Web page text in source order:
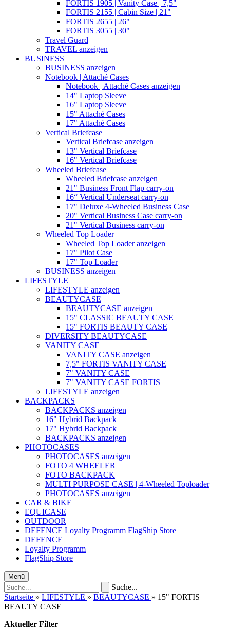
FORTIS 1905 | Vanity Case | 7,5"
FORTIS 2155 | Cabin Size | 21"
FORTIS 2655 | 26"
FORTIS 3055 | 30"
Travel Guard
TRAVEL anzeigen
BUSINESS
BUSINESS anzeigen
Notebook | Attaché Cases
Notebook | Attaché Cases anzeigen
14" Laptop Sleeve
16" Laptop Sleeve
15" Attaché Cases
17" Attaché Cases
Vertical Briefcase
Vertical Briefcase anzeigen
13" Vertical Briefcase
16" Vertical Briefcase
Wheeled Briefcase
Wheeled Briefcase anzeigen
21" Business Front Flap carry-on
16“ Vertical Underseat carry-on
17" Deluxe 4-Wheeled Business Case
20" Vertical Business Case carry-on
21" Vertical Business carry-on
Wheeled Top Loader
Wheeled Top Loader anzeigen
17" Pilot Case
17" Top Loader
BUSINESS anzeigen
LIFESTYLE
LIFESTYLE anzeigen
BEAUTYCASE
BEAUTYCASE anzeigen
15" CLASSIC BEAUTY CASE
15" FORTIS BEAUTY CASE
DIVERSITY BEAUTYCASE
VANITY CASE
VANITY CASE anzeigen
7,5" FORTIS VANITY CASE
7" VANITY CASE
7" VANITY CASE FORTIS
LIFESTYLE anzeigen
BACKPACKS
BACKPACKS anzeigen
16" Hybrid Backpack
17" Hybrid Backpack
BACKPACKS anzeigen
PHOTOCASES
PHOTOCASES anzeigen
FOTO 4 WHEELER
FOTO BACKPACK
MULTI PURPOSE CASE | 4-Wheeled Toploader
PHOTOCASES anzeigen
CAR & BIKE
EQUICASE
OUTDOOR
DEFENCE Loyalty Programm FlagShip Store
DEFENCE
Loyalty Programm
FlagShip Store
Menü
Suche...
Startseite » LIFESTYLE » BEAUTYCASE » 15" FORTIS
BEAUTY CASE
Aktueller Filter